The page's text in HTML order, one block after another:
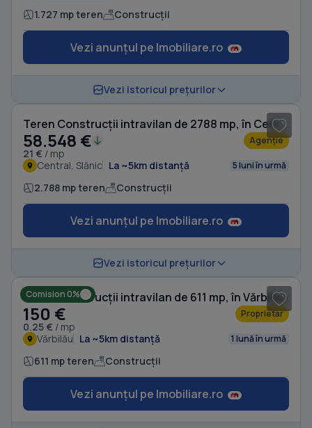
1.727 mp teren Construcții
Vezi anunțul pe Imobiliare.ro
Vezi istoricul prețurilor
Teren Construcții intravilan de 2788 mp, în Central
58.548 €
21 € / mp
Agenție
Central, Slănic La ~5km distanță 5 luni în urmă
2.788 mp teren Construcții
Vezi anunțul pe Imobiliare.ro
Vezi istoricul prețurilor
Comision 0%
Teren Construcții intravilan de 611 mp, în Vărbilău
150 €
0.25 € / mp
Proprietar
Vărbilău La ~5km distanță 1 lună în urmă
611 mp teren Construcții
Vezi anunțul pe Imobiliare.ro